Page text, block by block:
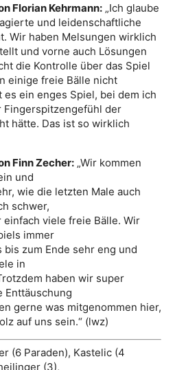
Florian Kehrmann: „Ich glaube
und leidenschaftliche
Wir haben Melsungen wirklich
und vorne auch Lösungen
die Kontrolle über das Spiel
einige freie Bälle nicht
es ein enges Spiel, bei dem ich
Fingerspitzengefühl der
hätte. Das ist so wirklich
Finn Zecher: „Wir kommen
und
wie die letzten Male auch
schwer,
viele freie Bälle. Wir
immer
zum Ende sehr eng und
in
haben wir super
Enttäuschung
gerne was mitgenommen hier,
auf uns sein.“ (lwz)
(6 Paraden), Kastelic (4
(3),